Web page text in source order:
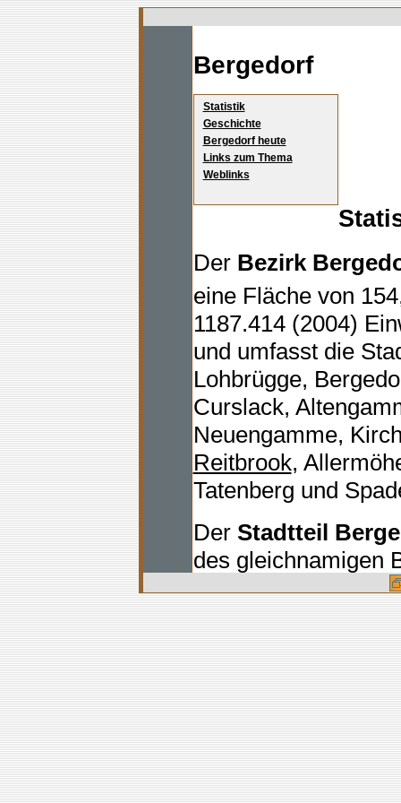
Bergedorf
Statistik
Geschichte
Bergedorf heute
Links zum Thema
Weblinks
Der Bezirk
eine Fläche von
1187.414 (2004)
und umfasst die
Lohbrügge,
Curslack,
Neuengamme,
Reitbrook,
Tatenberg und
Der Stadtteil
des gleichnamigen
41.019 Einwohner
von 11,3km2.
Umliegende
Billwerder,
Gemeinden
Kreis Herzogtum
bis östlich an